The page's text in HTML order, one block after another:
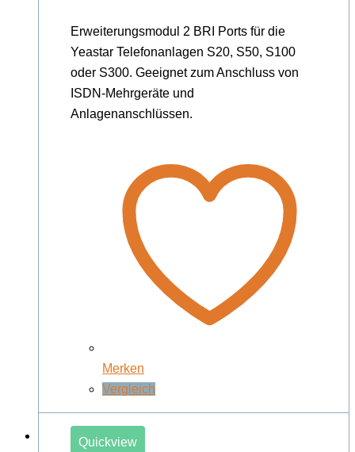
Erweiterungsmodul 2 BRI Ports für die
Yeastar Telefonanlagen S20, S50, S100
oder S300. Geeignet zum Anschluss von
ISDN-Mehrgeräte und
Anlagenanschlüssen.
Merken
Vergleich
Quickview